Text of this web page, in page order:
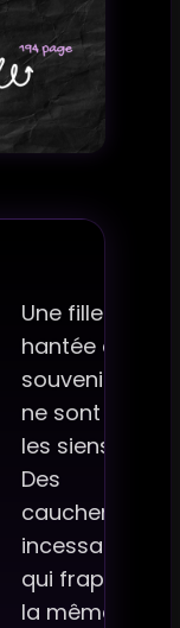
Une fillette
hantée de
souvenirs qui
ne sont pas
les siens;
Des
cauchemars,
incessants,
qui frappent à
la même